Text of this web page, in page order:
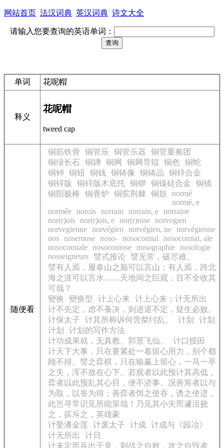
网站首页 法汉词典 英汉词典 诗文大全
请输入您要查询的英语单词：
单词 花呢帽
释义
花呢帽
tweed cap
随便看
铜筋铁骨 铜管乐 铜管乐器
铜管重奏团
铜绿长石 铜罇 铜网 铜网导辊 铜色 铜蛇
铜钟
铜钮 铜钱 铜铸像 铜铸品
铜锌合金
铜锌版
铜锌版木底托 铜锣 铜镍硅合金
铜镜
铜阳极棒
铜香炉 铜驼荆棘 铜鼓
normé
normé, e
normée
norois norrain norrain, e
norraine
nor(r)ois
nor(r)ois, e nor(r)oise
norvegien
norvegienne
norvégien norvégien, ne
norvégienne
nos
nosemose noso- nosocomial
nosocomial, ale
nosocomiale
nosoconiose nosographie
nosologie
nosseigneurs
譬式推论
譬无常，破尽难。
譬有人焉，履泰山之巅可以言山；有人焉，跨北
海之涯可以言水……天地间之巨观，目不全收其
可哉？
變换
變换型 计上心来 计上心来；计无所出
计不先定，虑不蚤决，则进退不定，疑生必败。
计保太子
计其所称诉何啻桀纣乱。 计划
计划
计划
计划的写作方法
计功成果就，无真教、郭景飞仙。
计口授田
计天下大事，只在要紧处一着留心用力，别个都
顾不得。譬之弈棋，只在输赢上留心，一马一卒
之失，浑不放在心下。若观者以此预计其高低，
弈者以此预乱其心目，便不济事。况善筹者以与
为取，以丧为得；善弈者饵之使吞，诱之使进，
此岂寻常识见所能策哉！乃见其小失而遽沮挠
之，摈斥之，英雄豪
计娶潘金莲
计废太子 计成 计成与《园冶》
计无所出
计日
计未定而兵出于竟，则战之自败，攻之自毁者